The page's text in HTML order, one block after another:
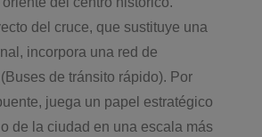
del cruce, que sustituye una
incorpora una red de
de tránsito rápido). Por
juega un papel estratégico
de la ciudad en una escala más